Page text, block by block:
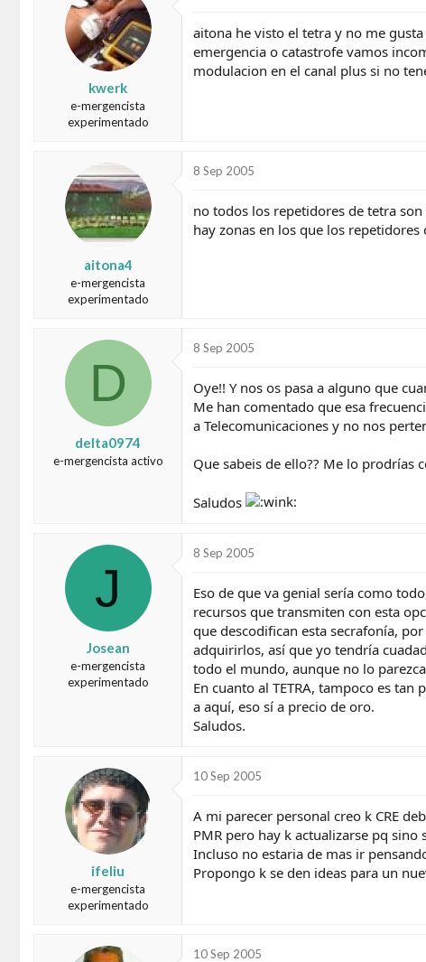
e
i
n
i
o
kwerk
e-mergencista
experimentado
aitona he visto el tetra y no me
emergencia o catastrofe vamos
modulacion en el canal plus si no
aitona4
e-mergencista
experimentado
8 Sep 2005
no todos los repetidores de tetra
hay zonas en los que los repetidores
D
delta0974
e-mergencista activo
8 Sep 2005
Oye!! Y nos os pasa a alguno que
Me han comentado que esa
a Telecomunicaciones y no nos
Que sabeis de ello?? Me lo prodrías
Saludos
J
Josean
e-mergencista
experimentado
8 Sep 2005
Eso de que va genial sería como
recursos que transmiten con esta
que descodifican esta secrafonía,
adquirirlos, así que yo tendría
todo el mundo, aunque no lo
En cuanto al TETRA, tampoco es
a aquí, eso sí a precio de oro.
Saludos.
ifeliu
e-mergencista
experimentado
10 Sep 2005
A mi parecer personal creo k CRE
PMR pero hay k actualizarse pq
Incluso no estaria de mas ir
Propongo k se den ideas para un
10 Sep 2005